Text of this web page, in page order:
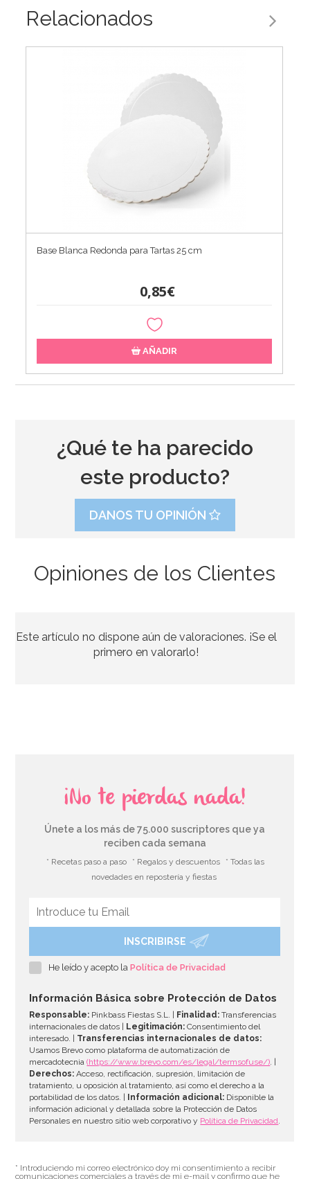
Relacionados
Base Blanca Redonda para Tartas 25 cm
0,85€
AÑADIR
2,95€
Colorante en Pasta Rosa 25 gr - Sugarflair
AÑADIR
¿Qué te ha parecido
este producto?
DANOS TU OPINIÓN
Opiniones de los Clientes
Este artículo no dispone aún de valoraciones. ¡Se el
primero en valorarlo!
¡No te pierdas nada!
Únete a los más de 75.000 suscriptores que ya
reciben cada semana
* Recetas paso a paso * Regalos y descuentos
* Todas las
novedades en repostería y fiestas
INSCRIBIRSE
He leído y acepto laPolítica de Privacidad
Información Básica sobre Protección de Datos
Responsable: Pinkbass Fiestas S.L. | Finalidad: Transferencias
internacionales de datos |
Legitimación: Consentimiento del
interesado. | Transferencias internacionales de datos:
Usamos Brevo como plataforma de automatización de
mercadotecnia(https://www.brevo.com/es/legal/termsofuse/). |
Derechos: Acceso, rectificación, supresión, limitación de
tratamiento, u oposición al tratamiento, así como el derecho a la
portabilidad de los datos. |
Información adicional: Disponible la
información adicional y detallada sobre la Protección de Datos
Personales en nuestro sitio web corporativo y Política de Privacidad.
* Introduciendo mi correo electrónico doy mi consentimiento a recibir
comunicaciones comerciales a través de mi e-mail y confirmo que he